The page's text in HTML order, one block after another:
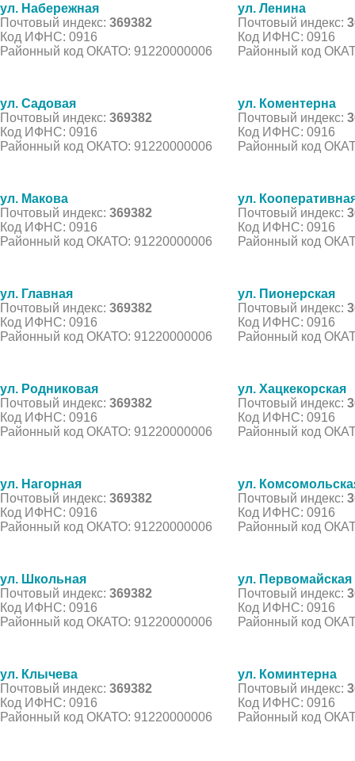
ул. Набережная
Почтовый индекс: 369382
Код ИФНС: 0916
Районный код ОКАТО: 91220000006
ул. Ленина
Почтовый индекс:
Код ИФНС: 0916
Районный код
ул. Садовая
Почтовый индекс: 369382
Код ИФНС: 0916
Районный код ОКАТО: 91220000006
ул. Коментерна
Почтовый индекс:
Код ИФНС: 0916
Районный код
ул. Макова
Почтовый индекс: 369382
Код ИФНС: 0916
Районный код ОКАТО: 91220000006
ул.
Почтовый индекс:
Код ИФНС: 0916
Районный код
ул. Главная
Почтовый индекс: 369382
Код ИФНС: 0916
Районный код ОКАТО: 91220000006
ул. Пионерская
Почтовый индекс:
Код ИФНС: 0916
Районный код
ул. Родниковая
Почтовый индекс: 369382
Код ИФНС: 0916
Районный код ОКАТО: 91220000006
ул. Хацкекорская
Почтовый индекс:
Код ИФНС: 0916
Районный код
ул. Нагорная
Почтовый индекс: 369382
Код ИФНС: 0916
Районный код ОКАТО: 91220000006
ул.
Почтовый индекс:
Код ИФНС: 0916
Районный код
ул. Школьная
Почтовый индекс: 369382
Код ИФНС: 0916
Районный код ОКАТО: 91220000006
ул. Первомайская
Почтовый индекс:
Код ИФНС: 0916
Районный код
ул. Клычева
Почтовый индекс: 369382
Код ИФНС: 0916
Районный код ОКАТО: 91220000006
ул. Коминтерна
Почтовый индекс:
Код ИФНС: 0916
Районный код